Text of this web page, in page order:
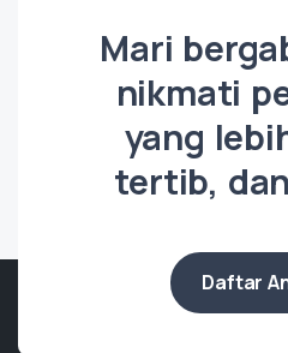
Mari
nikmati
yang
tertib,
Daftar